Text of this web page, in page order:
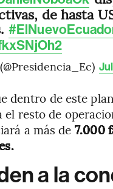
de hasta
dentro de este
resto de
a más de 7.000
a la